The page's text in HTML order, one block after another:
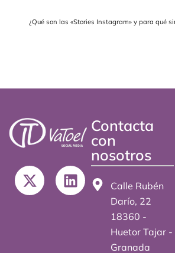
¿Qué son las «Stories Instagram» y para qué
X
-
L
i
Contacta
con
nosotros
Calle Rubén
Darío, 22
18360 -
Huetor Tajar -
Granada